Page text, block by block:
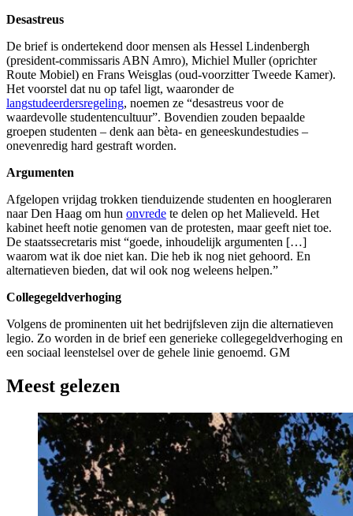
Desastreus
De brief is ondertekend door mensen als Hessel Lindenbergh
(president-commissaris ABN Amro), Michiel Muller (oprichter
Route Mobiel) en Frans Weisglas (oud-voorzitter Tweede Kamer).
Het voorstel dat nu op tafel ligt, waaronder de
langstudeerdersregeling, noemen ze “desastreus voor de
waardevolle studentencultuur”. Bovendien zouden bepaalde
groepen studenten – denk aan bèta- en geneeskundestudies –
onevenredig hard gestraft worden.
Argumenten
Afgelopen vrijdag trokken tienduizende studenten en hoogleraren
naar Den Haag om hun onvrede te delen op het Malieveld. Het
kabinet heeft notie genomen van de protesten, maar geeft niet toe.
De staatssecretaris mist “goede, inhoudelijk argumenten […]
waarom wat ik doe niet kan. Die heb ik nog niet gehoord. En
alternatieven bieden, dat wil ook nog weleens helpen.”
Collegegeldverhoging
Volgens de prominenten uit het bedrijfsleven zijn die alternatieven
legio. Zo worden in de brief een generieke collegegeldverhoging en
een sociaal leenstelsel over de gehele linie genoemd. GM
Meest gelezen